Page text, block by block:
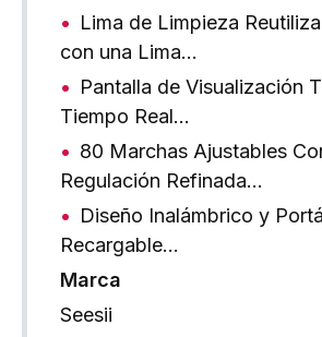
Lima de Limpieza
con una Lima…
Pantalla de Visualización
Tiempo Real…
80 Marchas Ajustables
Regulación Refinada…
Diseño Inalámbrico y
Recargable…
Marca
Seesii